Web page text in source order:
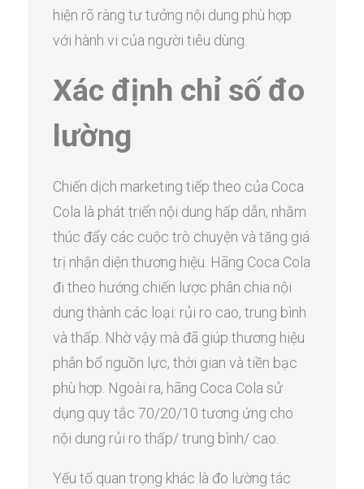
hiện rõ ràng tư tưởng nội dung phù hợp
với hành vi của người tiêu dùng.
Xác định chỉ số đo
lường
Chiến dịch marketing tiếp theo của Coca
Cola là phát triển nội dung hấp dẫn, nhằm
thúc đẩy các cuộc trò chuyện và tăng giá
trị nhận diện thương hiệu. Hãng Coca Cola
đi theo hướng chiến lược phân chia nội
dung thành các loại: rủi ro cao, trung bình
và thấp. Nhờ vậy mà đã giúp thương hiệu
phân bổ nguồn lực, thời gian và tiền bạc
phù hợp. Ngoài ra, hãng Coca Cola sử
dụng quy tắc 70/20/10 tương ứng cho
nội dung rủi ro thấp/ trung bình/ cao.
Yếu tố quan trọng khác là đo lường tác